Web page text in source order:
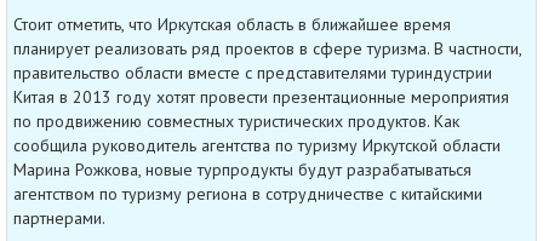
Стоит отметить, что Иркутская область в ближайшее время
планирует реализовать ряд проектов в сфере туризма. В частности,
правительство области вместе с представителями туриндустрии
Китая в 2013 году хотят провести презентационные мероприятия
по продвижению совместных туристических продуктов. Как
сообщила руководитель агентства по туризму Иркутской области
Марина Рожкова, новые турпродукты будут разрабатываться
агентством по туризму региона в сотрудничестве с китайскими
партнерами.